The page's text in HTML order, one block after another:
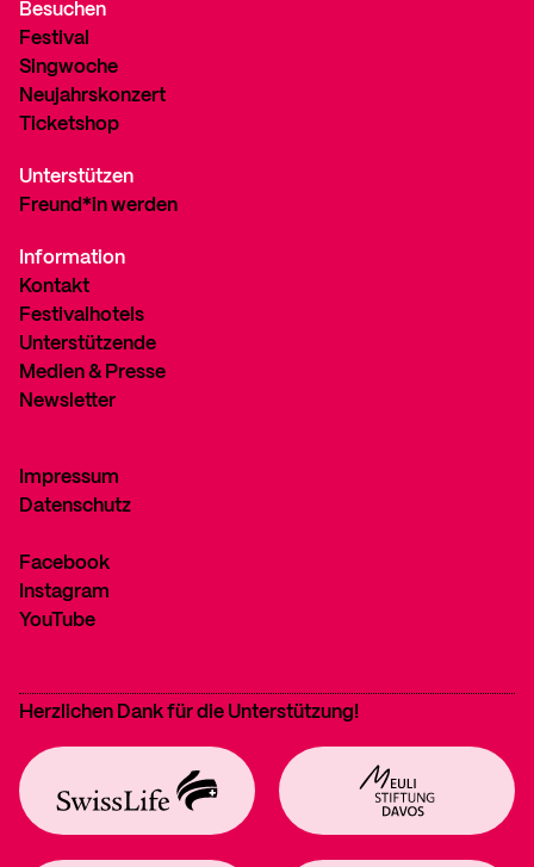
Besuchen
Festival
Singwoche
Neujahrskonzert
Ticketshop
Unterstützen
Freund*in werden
Information
Kontakt
Festivalhotels
Unterstützende
Medien & Presse
Newsletter
Impressum
Datenschutz
Facebook
Instagram
YouTube
Herzlichen Dank für die Unterstützung!